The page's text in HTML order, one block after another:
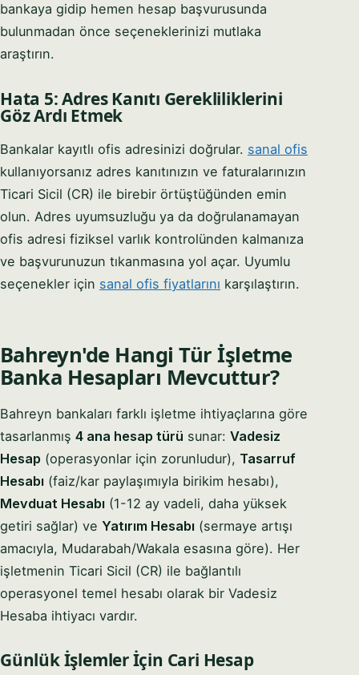
bankaya gidip hemen hesap başvurusunda
bulunmadan önce seçeneklerinizi mutlaka
araştırın.
Hata 5: Adres Kanıtı Gerekliliklerini
Göz Ardı Etmek
Bankalar kayıtlı ofis adresinizi doğrular. sanal ofis
kullanıyorsanız adres kanıtınızın ve faturalarınızın
Ticari Sicil (CR) ile birebir örtüştüğünden emin
olun. Adres uyumsuzluğu ya da doğrulanamayan
ofis adresi fiziksel varlık kontrolünden kalmanıza
ve başvurunuzun tıkanmasına yol açar. Uyumlu
seçenekler için sanal ofis fiyatlarını karşılaştırın.
Bahreyn'de Hangi Tür İşletme
Banka Hesapları Mevcuttur?
Bahreyn bankaları farklı işletme ihtiyaçlarına göre
tasarlanmış 4 ana hesap türü sunar: Vadesiz
Hesap (operasyonlar için zorunludur), Tasarruf
Hesabı (faiz/kar paylaşımıyla birikim hesabı),
Mevduat Hesabı (1-12 ay vadeli, daha yüksek
getiri sağlar) ve Yatırım Hesabı (sermaye artışı
amacıyla, Mudarabah/Wakala esasına göre). Her
işletmenin Ticari Sicil (CR) ile bağlantılı
operasyonel temel hesabı olarak bir Vadesiz
Hesaba ihtiyacı vardır.
Günlük İşlemler İçin Cari Hesap